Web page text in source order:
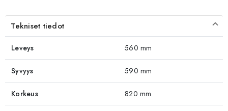
Tekniset tiedot
Leveys 560 mm
Syvyys 590 mm
Korkeus 820 mm